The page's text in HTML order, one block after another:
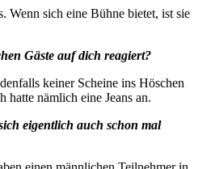
Wenn sich eine Bühne bietet, ist sie
Gäste auf dich reagiert?
keiner Scheine ins Höschen
hatte nämlich eine Jeans an.
eigentlich auch schon mal